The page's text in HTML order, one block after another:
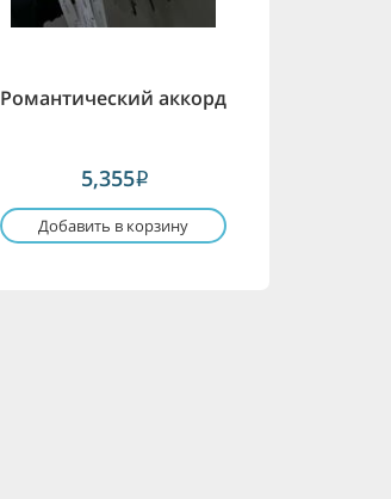
Романтический аккорд
5,355i
Добавить в корзину